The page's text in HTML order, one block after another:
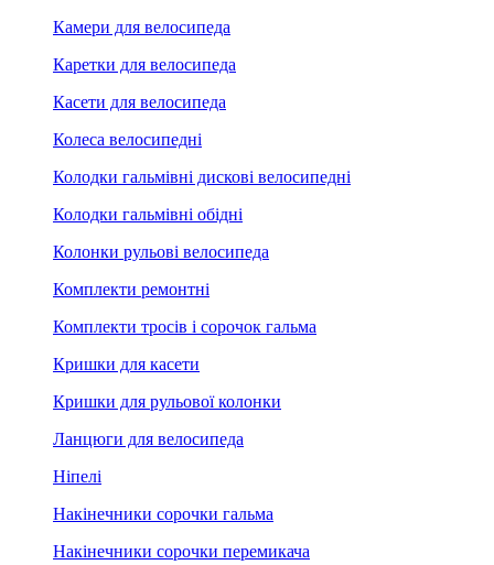
Камери для велосипеда
Каретки для велосипеда
Касети для велосипеда
Колеса велосипедні
Колодки гальмівні дискові велосипедні
Колодки гальмівні обідні
Колонки рульові велосипеда
Комплекти ремонтні
Комплекти тросів і сорочок гальма
Кришки для касети
Кришки для рульової колонки
Ланцюги для велосипеда
Ніпелі
Накінечники сорочки гальма
Накінечники сорочки перемикача